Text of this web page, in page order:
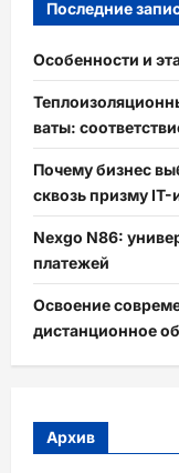
Последние
Особенности и
ваты:
Почему бизнес
сквозь призму
Nexgo N86:
платежей
Освоение
дистанционное
Архив